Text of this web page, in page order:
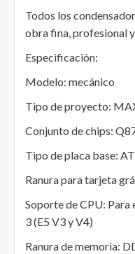
Todos los
obra fina, profesional
Especificación:
Modelo: mecánico
Tipo de proyecto:
Conjunto de chips:
Tipo de placa base:
Ranura para tarjeta
Soporte de CPU: Para
3 (E5 V3 y V4)
Ranura de memoria: